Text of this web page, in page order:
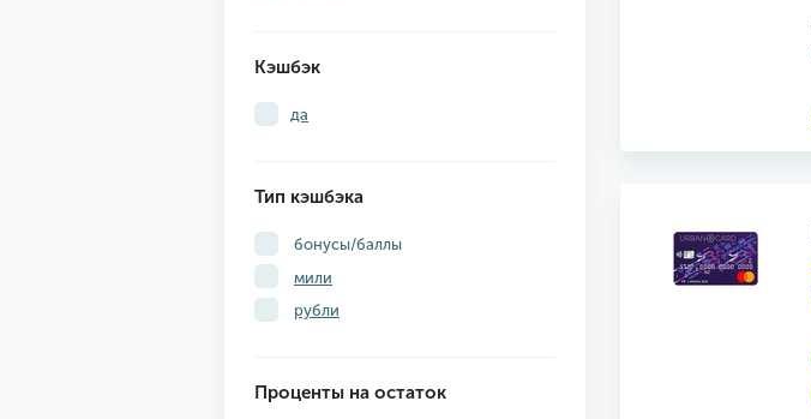
Кэшбэк
да
Тип кэшбэка
бонусы/баллы
мили
рубли
Проценты на остаток